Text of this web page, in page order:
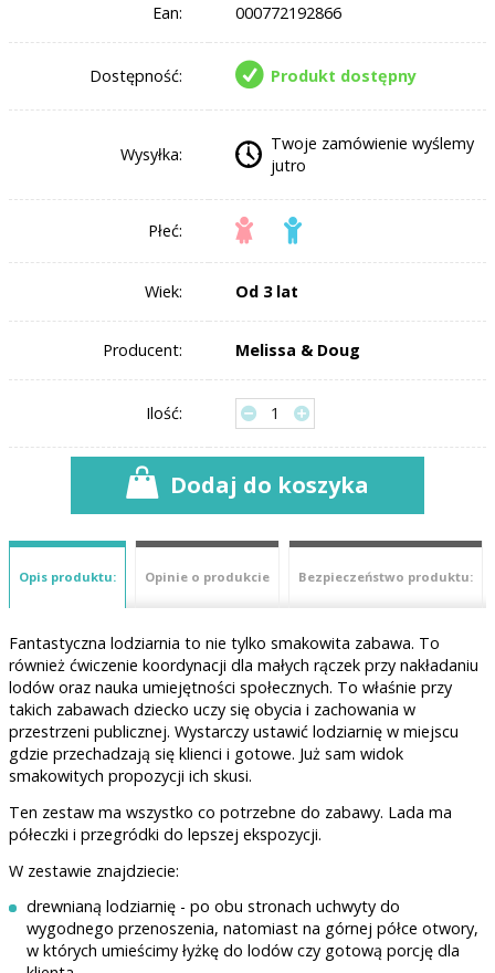
Ean: 000772192866
Dostępność: Produkt dostępny
Wysyłka:
Twoje zamówienie wyślemy
jutro
Płeć:
Wiek: Od 3 lat
Producent: Melissa & Doug
Ilość:
Dodaj do koszyka
Opis produktu: Opinie o produkcie Bezpieczeństwo produktu:
Fantastyczna lodziarnia to nie tylko smakowita zabawa. To
również ćwiczenie koordynacji dla małych rączek przy nakładaniu
lodów oraz nauka umiejętności społecznych. To właśnie przy
takich zabawach dziecko uczy się obycia i zachowania w
przestrzeni publicznej. Wystarczy ustawić lodziarnię w miejscu
gdzie przechadzają się klienci i gotowe. Już sam widok
smakowitych propozycji ich skusi.
Ten zestaw ma wszystko co potrzebne do zabawy. Lada ma
półeczki i przegródki do lepszej ekspozycji.
W zestawie znajdziecie:
drewnianą lodziarnię - po obu stronach uchwyty do
wygodnego przenoszenia, natomiast na górnej półce otwory,
w których umieścimy łyżkę do lodów czy gotową porcję dla